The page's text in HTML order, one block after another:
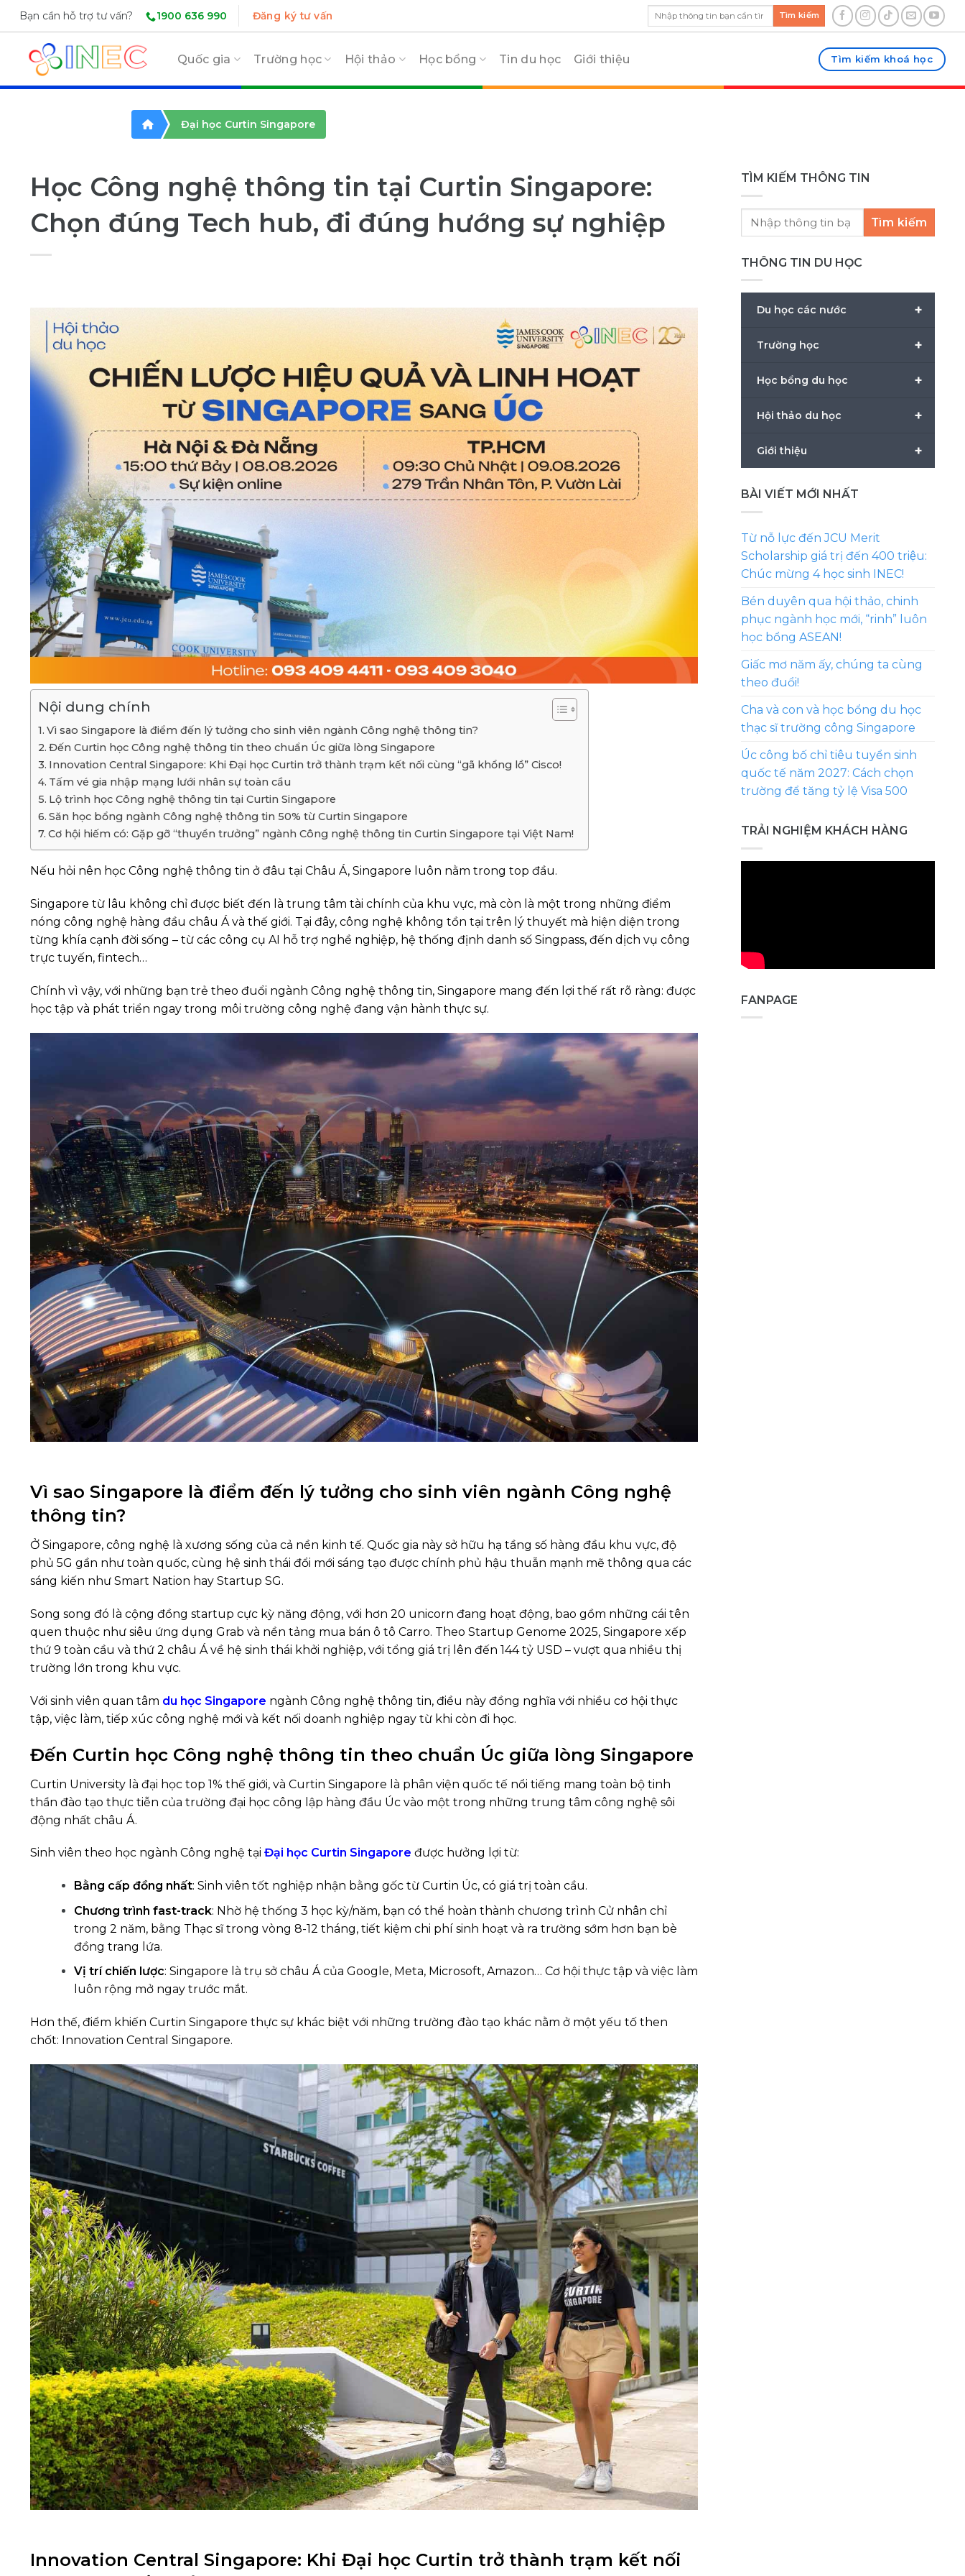
Skip
content
Bạn cần hỗ trợ tư vấn? 1900 636 990 Đăng ký tư vấn Tìm kiếm
Quốc gia Trường học Hội thảo Học bổng Tin du học Giới thiệu Tìm kiếm khoá học
Đại học Curtin Singapore
Học Công nghệ thông tin tại Curtin Singapore:
Chọn đúng Tech hub, đi đúng hướng sự nghiệp
Nội dung chính
Vì sao Singapore là điểm đến lý tưởng cho sinh viên ngành Công nghệ thông tin?
Đến Curtin học Công nghệ thông tin theo chuẩn Úc giữa lòng Singapore
Innovation Central Singapore: Khi Đại học Curtin trở thành trạm kết nối cùng “gã khổng lồ” Cisco!
Tấm vé gia nhập mạng lưới nhân sự toàn cầu
Lộ trình học Công nghệ thông tin tại Curtin Singapore
Săn học bổng ngành Công nghệ thông tin 50% từ Curtin Singapore
Cơ hội hiếm có: Gặp gỡ “thuyền trưởng” ngành Công nghệ thông tin Curtin Singapore tại Việt Nam!
Nếu hỏi nên học Công nghệ thông tin ở đâu tại Châu Á, Singapore luôn nằm trong top đầu.
Singapore từ lâu không chỉ được biết đến là trung tâm tài chính của khu vực, mà còn là một trong những điểm
nóng công nghệ hàng đầu châu Á và thế giới. Tại đây, công nghệ không tồn tại trên lý thuyết mà hiện diện trong
từng khía cạnh đời sống – từ các công cụ AI hỗ trợ nghề nghiệp, hệ thống định danh số Singpass, đến dịch vụ công
trực tuyến, fintech…
Chính vì vậy, với những bạn trẻ theo đuổi ngành Công nghệ thông tin, Singapore mang đến lợi thế rất rõ ràng: được
học tập và phát triển ngay trong môi trường công nghệ đang vận hành thực sự.
Vì sao Singapore là điểm đến lý tưởng cho sinh viên ngành Công nghệ
thông tin?
Ở Singapore, công nghệ là xương sống của cả nền kinh tế. Quốc gia này sở hữu hạ tầng số hàng đầu khu vực, độ
phủ 5G gần như toàn quốc, cùng hệ sinh thái đổi mới sáng tạo được chính phủ hậu thuẫn mạnh mẽ thông qua các
sáng kiến như Smart Nation hay Startup SG.
Song song đó là cộng đồng startup cực kỳ năng động, với hơn 20 unicorn đang hoạt động, bao gồm những cái tên
quen thuộc như siêu ứng dụng Grab và nền tảng mua bán ô tô Carro. Theo Startup Genome 2025, Singapore xếp
thứ 9 toàn cầu và thứ 2 châu Á về hệ sinh thái khởi nghiệp, với tổng giá trị lên đến 144 tỷ USD – vượt qua nhiều thị
trường lớn trong khu vực.
Với sinh viên quan tâm du học Singapore ngành Công nghệ thông tin, điều này đồng nghĩa với nhiều cơ hội thực
tập, việc làm, tiếp xúc công nghệ mới và kết nối doanh nghiệp ngay từ khi còn đi học.
Đến Curtin học Công nghệ thông tin theo chuẩn Úc giữa lòng Singapore
Curtin University là đại học top 1% thế giới, và Curtin Singapore là phân viện quốc tế nổi tiếng mang toàn bộ tinh
thần đào tạo thực tiễn của trường đại học công lập hàng đầu Úc vào một trong những trung tâm công nghệ sôi
động nhất châu Á.
Sinh viên theo học ngành Công nghệ tại Đại học Curtin Singapore được hưởng lợi từ:
Bằng cấp đồng nhất: Sinh viên tốt nghiệp nhận bằng gốc từ Curtin Úc, có giá trị toàn cầu.
Chương trình fast-track: Nhờ hệ thống 3 học kỳ/năm, bạn có thể hoàn thành chương trình Cử nhân chỉ
trong 2 năm, bằng Thạc sĩ trong vòng 8-12 tháng, tiết kiệm chi phí sinh hoạt và ra trường sớm hơn bạn bè
đồng trang lứa.
Vị trí chiến lược: Singapore là trụ sở châu Á của Google, Meta, Microsoft, Amazon… Cơ hội thực tập và việc làm
luôn rộng mở ngay trước mắt.
Hơn thế, điểm khiến Curtin Singapore thực sự khác biệt với những trường đào tạo khác nằm ở một yếu tố then
chốt: Innovation Central Singapore.
Innovation Central Singapore: Khi Đại học Curtin trở thành trạm kết nối
TÌM KIẾM THÔNG TIN
Tìm kiếm
THÔNG TIN DU HỌC
+
Du học các nước
+
Trường học
+
Học bổng du học
+
Hội thảo du học
+
Giới thiệu
BÀI VIẾT MỚI NHẤT
Từ nỗ lực đến JCU Merit
Scholarship giá trị đến 400 triệu:
Chúc mừng 4 học sinh INEC!
Bén duyên qua hội thảo, chinh
phục ngành học mới, “rinh” luôn
học bổng ASEAN!
Giấc mơ năm ấy, chúng ta cùng
theo đuổi!
Cha và con và học bổng du học
thạc sĩ trường công Singapore
Úc công bố chỉ tiêu tuyển sinh
quốc tế năm 2027: Cách chọn
trường để tăng tỷ lệ Visa 500
TRẢI NGHIỆM KHÁCH HÀNG
FANPAGE